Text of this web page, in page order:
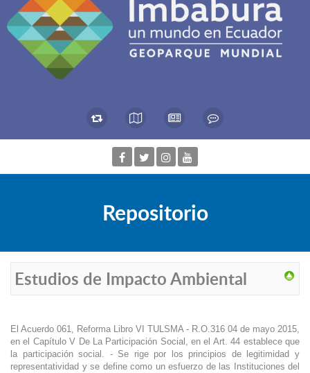
Repositorio
Estudios de Impacto Ambiental
El Acuerdo 061, Reforma Libro VI TULSMA - R.O.316 04 de mayo 2015,
en el Capítulo V De La Participación Social, en el Art. 44 establece que
la participación social. - Se rige por los principios de legitimidad y
representatividad y se define como un esfuerzo de las Instituciones del